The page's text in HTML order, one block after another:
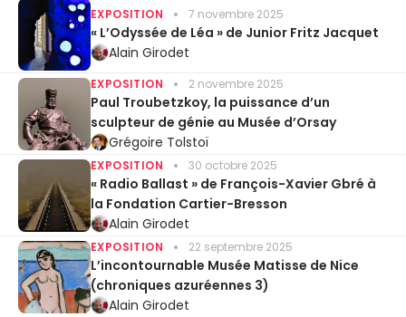
EXPOSITION 7 novembre 2025
« L’Odyssée de Léa » de Junior Fritz Jacquet
Alain Girodet
EXPOSITION 2 novembre 2025
Paul Troubetzkoy, la puissance d’un
sculpteur de génie au Musée d’Orsay
Grégoire Tolstoï
EXPOSITION 30 octobre 2025
« Radio Ballast » de François-Xavier Gbré à
la Fondation Cartier-Bresson
Alain Girodet
EXPOSITION 22 septembre 2025
L’incontournable Musée Matisse de Nice
(chroniques azuréennes 3)
Alain Girodet